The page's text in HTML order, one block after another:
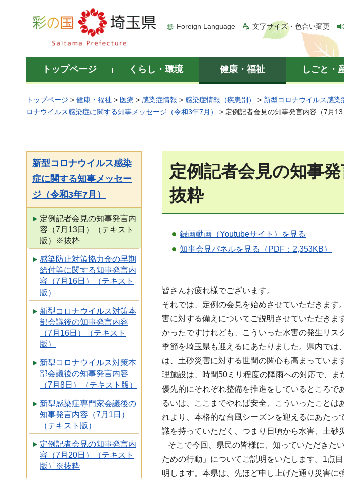
彩の国 埼玉県
Foreign Language 文字サイズ・色合い変更
トップページ くらし・環境 健康・福祉 しごと・
トップページ > 健康・福祉 > 医療 > 感染症情報 > 感染症情報（疾患別） > 新型コロナウイルス感
ロナウイルス感染症に関する知事メッセージ（令和3年7月）
> 定例記者会見の知事発言内容（7月
新型コロナウイルス感染
症に関する知事メッセー
ジ（令和3年7月）
定例記者会見の知事発言内
容（7月13日）（テキスト
版）※抜粋
感染防止対策協力金の早期
給付等に関する知事発言内
容（7月16日）（テキスト
版）
新型コロナウイルス対策本
部会議後の知事発言内容
（7月16日）（テキスト
版）
新型コロナウイルス対策本
部会議後の知事発言内容
（7月8日）（テキスト版）
新型感染症専門家会議後の
知事発言内容（7月1日）
（テキスト版）
定例記者会見の知事発言内
容（7月20日）（テキスト
版）※抜粋
定例記者会見の知事
抜粋
録画動画（Youtubeサイト）を見る
知事会見パネルを見る（PDF：2,353KB）
皆さんお疲れ様でございます。
それでは、定例の会見を始めさせていただきま
害に対する備えについてご説明させていただき
かったですけれども、こういった水害の発生リ
季節を埼玉県も迎えるにあたりました。県内で
は、土砂災害に対する世間の関心も高まってい
理施設は、時間50ミリ程度の降雨への対応で、ま
優先的にそれぞれ整備を推進をしているところ
るいは、ここまでやれば安全、こういったこと
れより、本格的な台風シーズンを迎えるにあた
識を持っていただく、つまり日頃から水害、土砂
そこで今回、県民の皆様に、知っていただきた
ための行動」についてご説明をいたします。1点
明します。本県は、先ほど申し上げた通り災害